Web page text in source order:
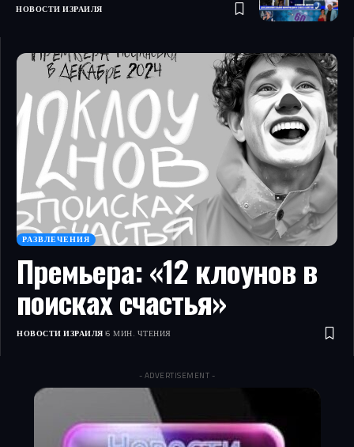
НОВОСТИ ИЗРАИЛЯ
РАЗВЛЕЧЕНИЯ
Премьера: «12 клоунов в
поисках счастья»
НОВОСТИ ИЗРАИЛЯ 6 МИН. ЧТЕНИЯ
- ADVERTISEMENT -